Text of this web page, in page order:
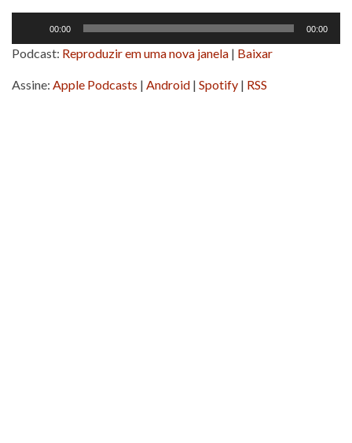
áudio
00:00 00:00
Podcast: Reproduzir em uma nova janela | Baixar
Assine: Apple Podcasts | Android | Spotify | RSS